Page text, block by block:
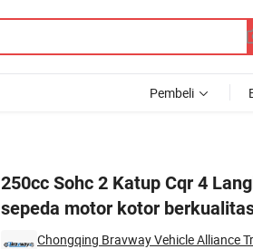
Pembeli
250cc Sohc 2 Katup Cqr 4
sepeda motor kotor
Chongqing Bravway Vehicle Alliance